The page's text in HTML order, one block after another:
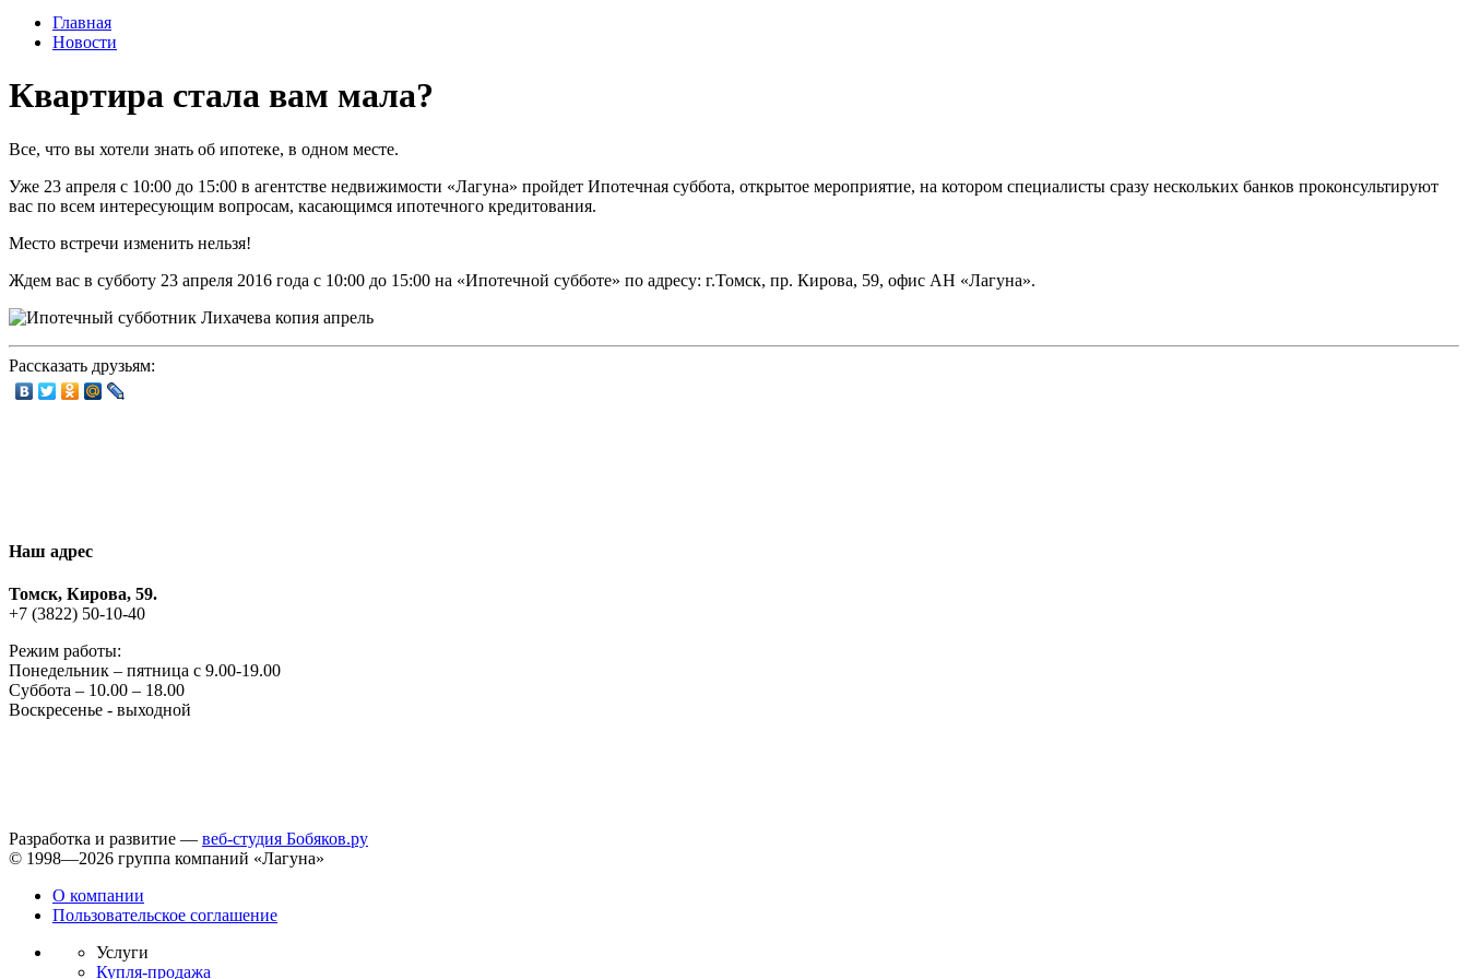
Главная
Новости
Квартира стала вам мала?
Все, что вы хотели знать об ипотеке, в одном месте.
Уже 23 апреля с 10:00 до 15:00 в агентстве недвижимости «Лагуна» пройдет Ипотечная суббота, открытое мероприятие, на котором специалисты сразу нескольких банков проконсультируют
вас по всем интересующим вопросам, касающимся ипотечного кредитования.
Место встречи изменить нельзя!
Ждем вас в субботу 23 апреля 2016 года с 10:00 до 15:00 на «Ипотечной субботе» по адресу: г.Томск, пр. Кирова, 59, офис АН «Лагуна».
Рассказать друзьям:
Наш адрес
Томск, Кирова, 59.
+7 (3822) 50-10-40
Режим работы:
Понедельник – пятница с 9.00-19.00
Суббота – 10.00 – 18.00
Воскресенье - выходной
Разработка и развитие — веб-студия Бобяков.ру
© 1998—2026 группа компаний «Лагуна»
О компании
Пользовательское соглашение
Услуги
Купля-продажа